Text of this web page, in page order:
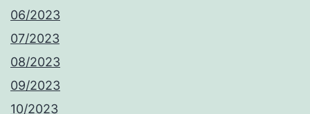
06/2023
07/2023
08/2023
09/2023
10/2023